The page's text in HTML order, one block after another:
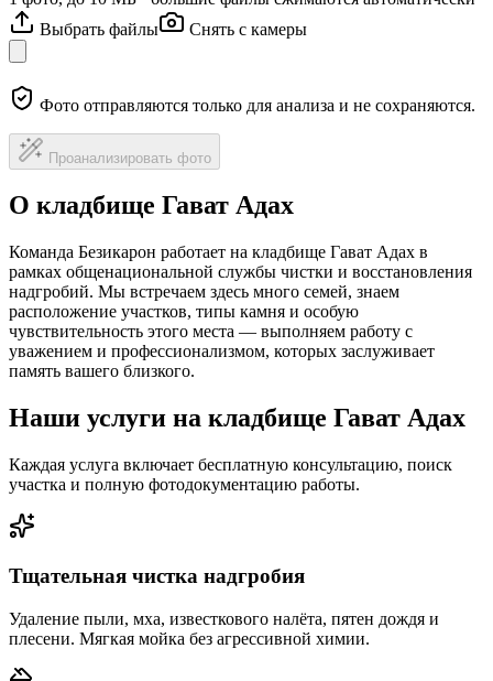
Выбрать файлы
Снять с камеры
Фото отправляются только для анализа и не сохраняются.
Проанализировать фото
О кладбище Гават Адах
Команда Безикарон работает на кладбище Гават Адах в
рамках общенациональной службы чистки и восстановления
надгробий. Мы встречаем здесь много семей, знаем
расположение участков, типы камня и особую
чувствительность этого места — выполняем работу с
уважением и профессионализмом, которых заслуживает
память вашего близкого.
Наши услуги на кладбище Гават Адах
Каждая услуга включает бесплатную консультацию, поиск
участка и полную фотодокументацию работы.
Тщательная чистка надгробия
Удаление пыли, мха, известкового налёта, пятен дождя и
плесени. Мягкая мойка без агрессивной химии.